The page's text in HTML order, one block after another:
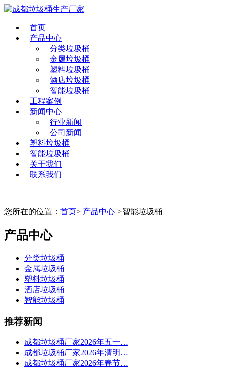
首页
产品中心
分类垃圾桶
金属垃圾桶
塑料垃圾桶
酒店垃圾桶
智能垃圾桶
工程案例
新闻中心
行业新闻
公司新闻
塑料垃圾桶
智能垃圾桶
关于我们
联系我们
您所在的位置： 首页> 产品中心 >智能垃圾桶
产品中心
分类垃圾桶
金属垃圾桶
塑料垃圾桶
酒店垃圾桶
智能垃圾桶
推荐新闻
成都垃圾桶厂家2026年五一…
成都垃圾桶厂家2026年清明…
成都垃圾桶厂家2026年春节…